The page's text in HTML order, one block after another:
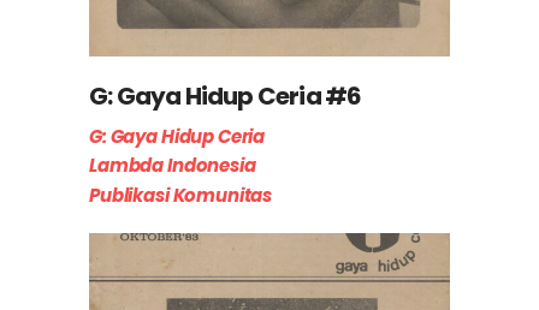
G: Gaya Hidup Ceria #6
G: Gaya Hidup Ceria
Lambda Indonesia
Publikasi Komunitas